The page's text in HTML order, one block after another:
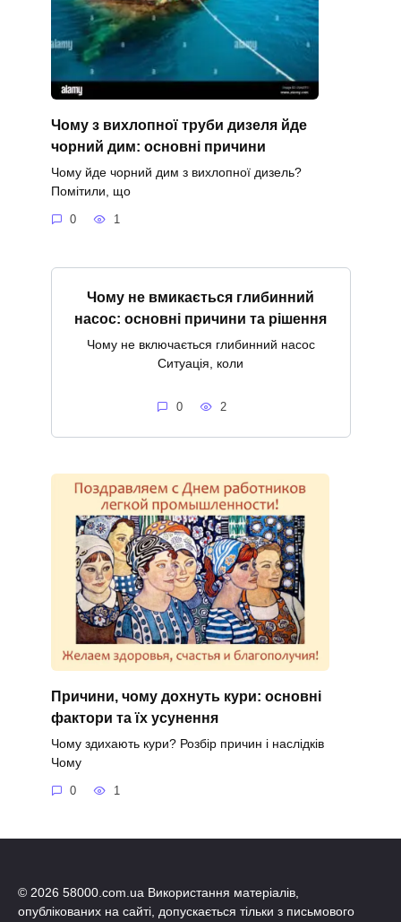
Чому з вихлопної труби дизеля йде
чорний дим: основні причини
Чому йде чорний дим з вихлопної дизель?
Помітили, що
0 1
Чому не вмикається глибинний
насос: основні причини та рішення
Чому не включається глибинний насос
Ситуація, коли
0 2
Причини, чому дохнуть кури: основні
фактори та їх усунення
Чому здихають кури? Розбір причин і наслідків
Чому
0 1
© 2026 58000.com.ua Використання матеріалів,
опублікованих на сайті, допускається тільки з письмового